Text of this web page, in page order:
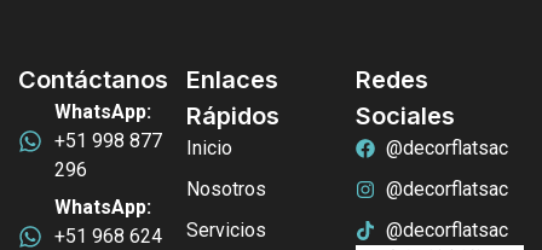
Contáctanos
WhatsApp:
+51 998 877
296
WhatsApp:
+51 968 624
Enlaces
Rápidos
Inicio
Nosotros
Servicios
Redes
Sociales
@decorflatsac
@decorflatsac
@decorflatsac